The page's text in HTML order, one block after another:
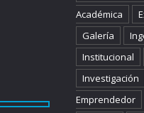
Académica
Galería
Institucional
Investigación
Emprendedor